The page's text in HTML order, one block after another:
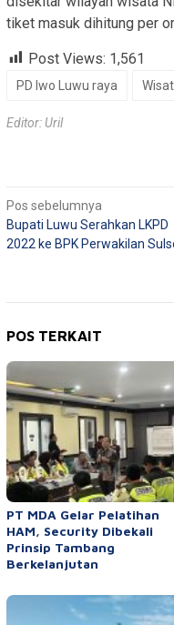
tiket masuk dihitung per
Post Views: 1,561
PD Iwo Luwu raya
Editor: Uril
Navigasi
pos
Pos sebelumnya
Bupati Luwu Serahkan LKPD
2022 ke BPK Perwakilan
POS TERKAIT
PT MDA Gelar Pelatihan
HAM, Security Dibekali
Prinsip Tambang
Berkelanjutan